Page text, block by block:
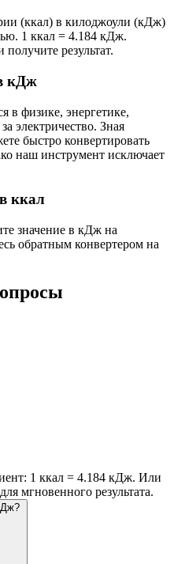
(ккал) в килоджоули (кДж)
1 ккал = 4.184 кДж.
результат.
кДж
в физике, энергетике,
электричество. Зная
быстро конвертировать
наш инструмент исключает
ккал
значение в кДж на
обратным конвертером на
1 ккал = 4.184 кДж. Или
мгновенного результата.